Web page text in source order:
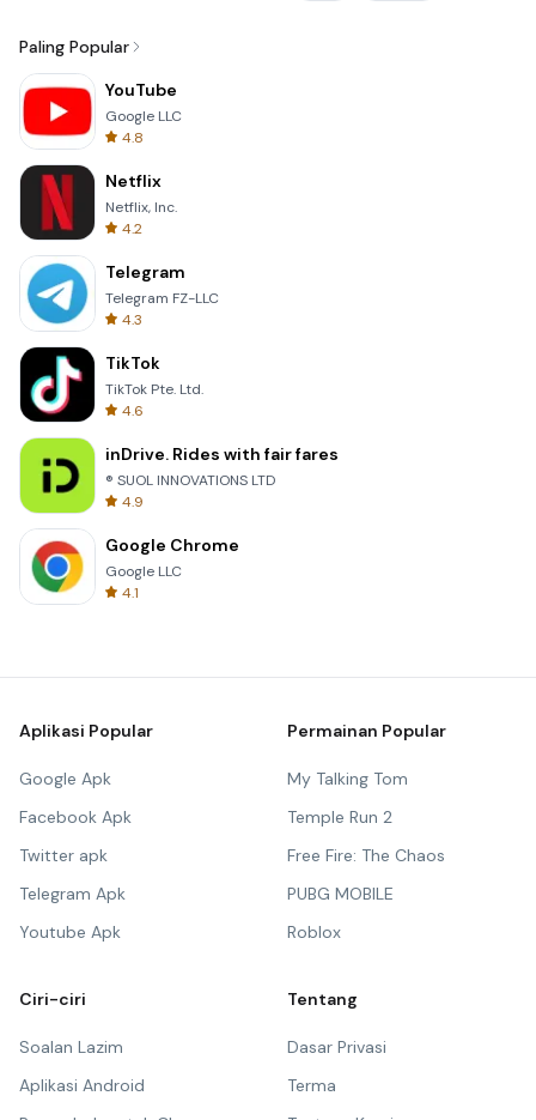
Paling Popular
YouTube
Google LLC
4.8
Netflix
Netflix, Inc.
4.2
Telegram
Telegram FZ-LLC
4.3
TikTok
TikTok Pte. Ltd.
4.6
inDrive. Rides with fair fares
® SUOL INNOVATIONS LTD
4.9
Google Chrome
Google LLC
4.1
Aplikasi Popular
Google Apk
Facebook Apk
Twitter apk
Telegram Apk
Youtube Apk
Permainan Popular
My Talking Tom
Temple Run 2
Free Fire: The Chaos
PUBG MOBILE
Roblox
Ciri-ciri
Soalan Lazim
Aplikasi Android
Tentang
Dasar Privasi
Terma